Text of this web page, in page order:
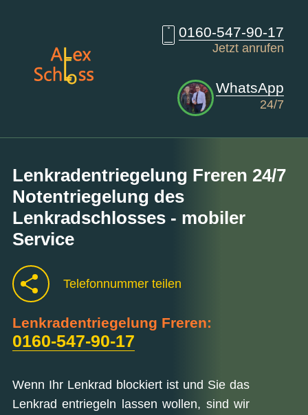
0160-547-90-17
Jetzt anrufen
WhatsApp
24/7
Lenkradentriegelung Freren 24/7
Notentriegelung des
Lenkradschlosses - mobiler
Service
Telefonnummer teilen
Lenkradentriegelung Freren:
0160-547-90-17
Wenn Ihr Lenkrad blockiert ist und Sie das
Lenkrad entriegeln lassen wollen, sind wir